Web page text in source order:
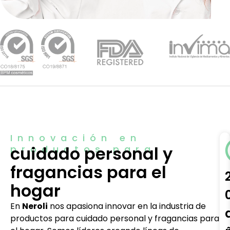
Innovación en
productos para
cuidado personal y
fragancias para el
hogar
En Neroli nos apasiona innovar en la industria de
productos para cuidado personal y fragancias para